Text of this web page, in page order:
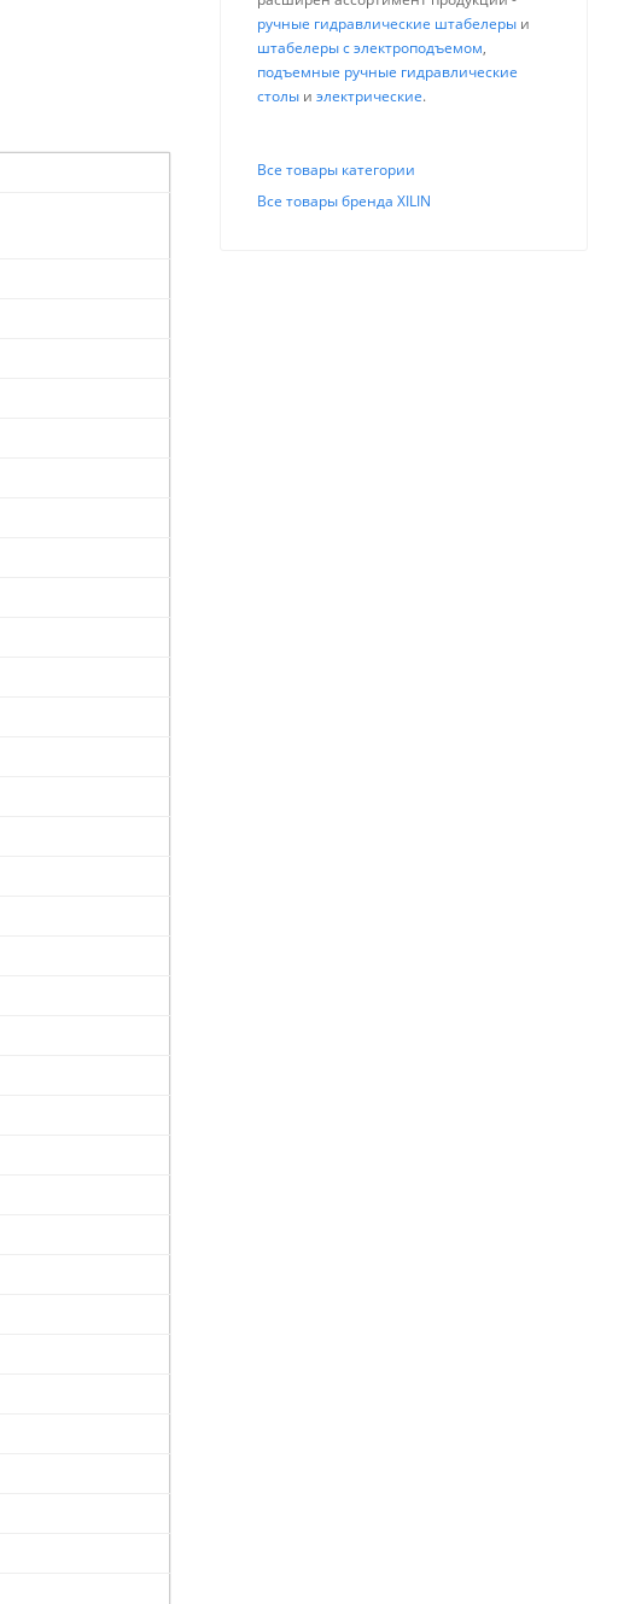
ручные гидравлические штабелеры и
штабелеры с электроподъемом,
подъемные ручные гидравлические
столы и электрические.
Все товары категории
Все товары бренда XILIN